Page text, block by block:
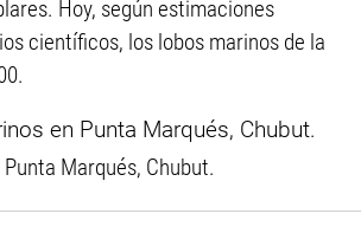
Hoy, según estimaciones
científicos, los lobos marinos de la
Marqués, Chubut.